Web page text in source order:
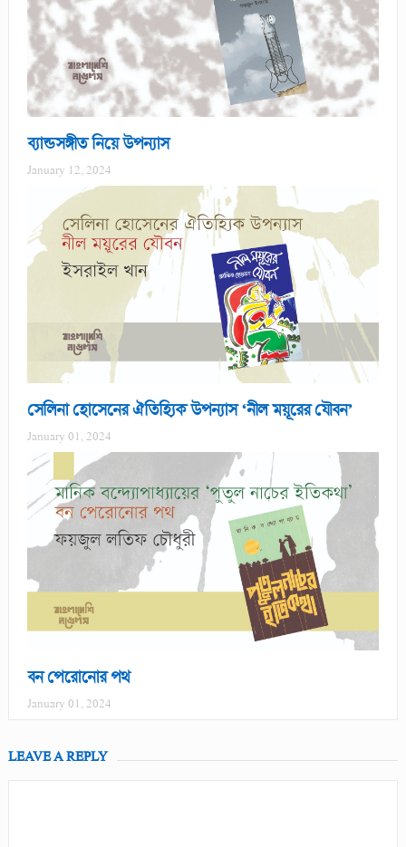
ব্যান্ডসঙ্গীত নিয়ে উপন্যাস
January 12, 2024
সেলিনা হোসেনের ঐতিহ্যিক উপন্যাস ‘নীল ময়ূরের যৌবন’
January 01, 2024
বন পেরোনোর পথ
January 01, 2024
LEAVE A REPLY